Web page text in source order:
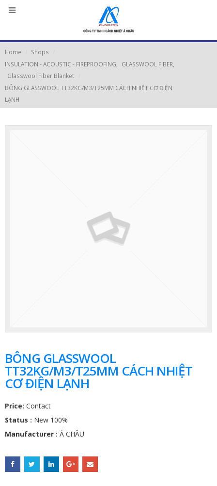
Home
Shops
INSULATION - ACOUSTIC - FIREPROOFING
GLASSWOOL FIBER
Glasswool Fiber Blanket
BÔNG GLASSWOOL TT32KG/M3/T25MM CÁCH NHIỆT CƠ ĐIỆN
LẠNH
BÔNG GLASSWOOL
TT32KG/M3/T25MM CÁCH NHIỆT
CƠ ĐIỆN LẠNH
Price: Contact
Status : New 100%
Manufacturer : Á CHÂU